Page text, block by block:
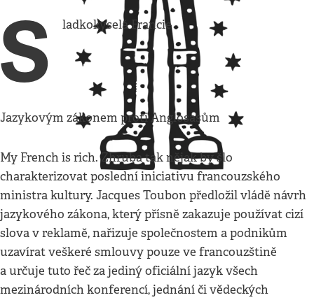
S ladkokyselá Francie
Jazykovým zákonem proti Anglosasům
My French is rich. Zhruba tak nějak by šlo
charakterizovat poslední iniciativu francouzského
ministra kultury. Jacques Toubon předložil vládě návrh
jazykového zákona, který přísně zakazuje používat cizí
slova v reklamě, nařizuje společnostem a podnikům
uzavírat veškeré smlouvy pouze ve francouzštině
a určuje tuto řeč za jediný oficiální jazyk všech
mezinárodních konferencí, jednání či vědeckých